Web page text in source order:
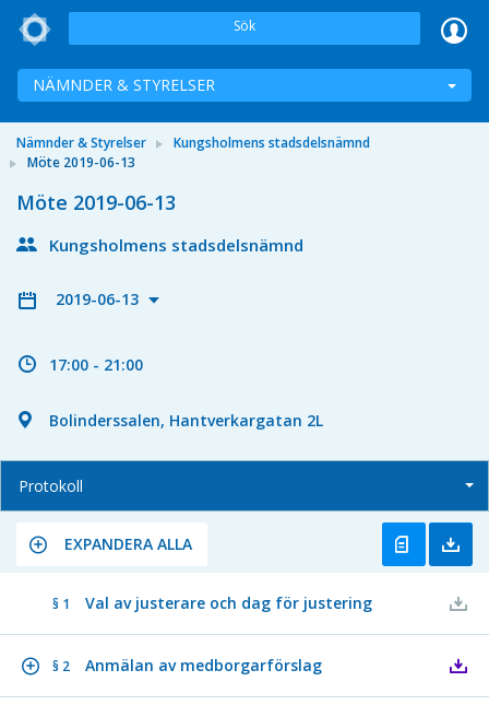
Sök
NÄMNDER & STYRELSER
Nämnder & Styrelser
Kungsholmens stadsdelsnämnd
Möte 2019-06-13
Möte 2019-06-13
Kungsholmens stadsdelsnämnd
2019-06-13
17:00 - 21:00
Bolinderssalen, Hantverkargatan 2L
Protokoll
EXPANDERA ALLA
§ 1 Val av justerare och dag för justering
§ 2 Anmälan av medborgarförslag